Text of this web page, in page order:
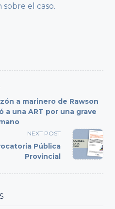
el caso.
a marinero de Rawson
a una ART por una grave
NEXT POST
Pública
Provincial